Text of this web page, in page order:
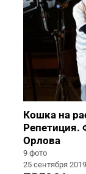
Кошка на
Репетиция.
Орлова
9 фото
25 сентября 2019